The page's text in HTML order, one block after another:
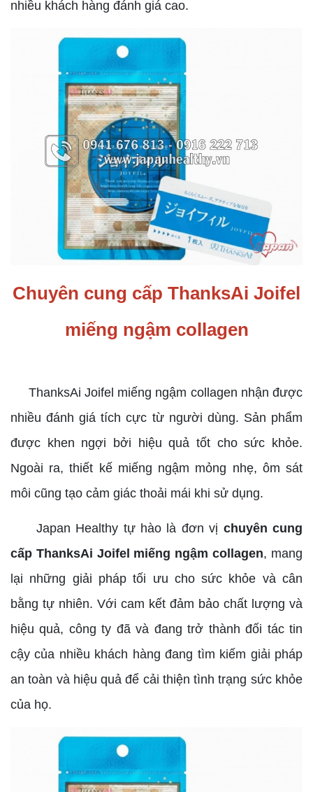
nhiều khách hàng đánh giá cao.
Chuyên cung cấp ThanksAi Joifel
miếng ngậm collagen
ThanksAi Joifel miếng ngậm collagen nhận được
nhiều đánh giá tích cực từ người dùng. Sản phẩm
được khen ngợi bởi hiệu quả tốt cho sức khỏe.
Ngoài ra, thiết kế miếng ngậm mỏng nhẹ, ôm sát
môi cũng tạo cảm giác thoải mái khi sử dụng.
Japan Healthy tự hào là đơn vị chuyên cung
cấp ThanksAi Joifel miếng ngậm collagen, mang
lại những giải pháp tối ưu cho sức khỏe và cân
bằng tự nhiên. Với cam kết đảm bảo chất lượng và
hiệu quả, công ty đã và đang trở thành đối tác tin
cậy của nhiều khách hàng đang tìm kiếm giải pháp
an toàn và hiệu quả để cải thiện tình trạng sức khỏe
của họ.